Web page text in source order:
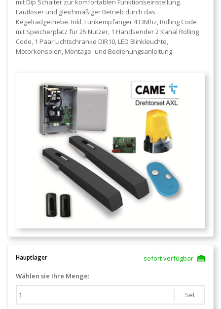
mit Dip Schalter zur komfortablen Funktionseinstellung.
Lautloser und gleichmäßiger Betrieb durch das
Kegelradgetriebe. Inkl. Funkempfänger 433Mhz, Rolling Code
mit Speicherplatz für 25 Nutzer, 1 Handsender 2 Kanal Rolling
Code, 1 Paar Lichtschranke DIR10, LED Blinkleuchte,
Motorkonsolen, Montage- und Bedienungsanleitung
Hauptlager
sofort verfügbar
Wählen sie Ihre Menge:
Set